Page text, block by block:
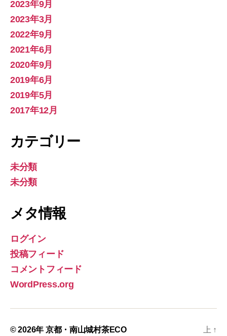
2023年9月
2023年3月
2022年9月
2021年6月
2020年9月
2019年6月
2019年5月
2017年12月
カテゴリー
未分類
未分類
メタ情報
ログイン
投稿フィード
コメントフィード
WordPress.org
© 2026年 京都・南山城村茶ECO 上 ↑